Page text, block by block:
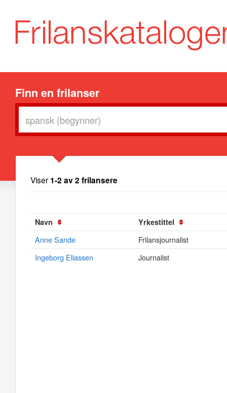
Finn en frilanser
Viser 1-2 av 2 frilansere
Navn Yrkestittel
Anne Sande
Frilansjournalist
Ingeborg Eliassen
Journalist